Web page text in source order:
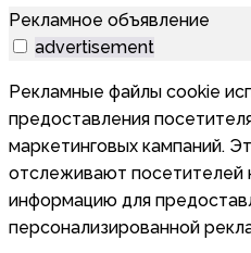
Рекламное объявление
advertisement
Рекламные файлы cookie
предоставления
маркетинговых кампаний.
отслеживают посетителей
информацию для
персонализированной